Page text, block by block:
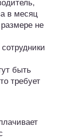
в месяц
не
быть
требует